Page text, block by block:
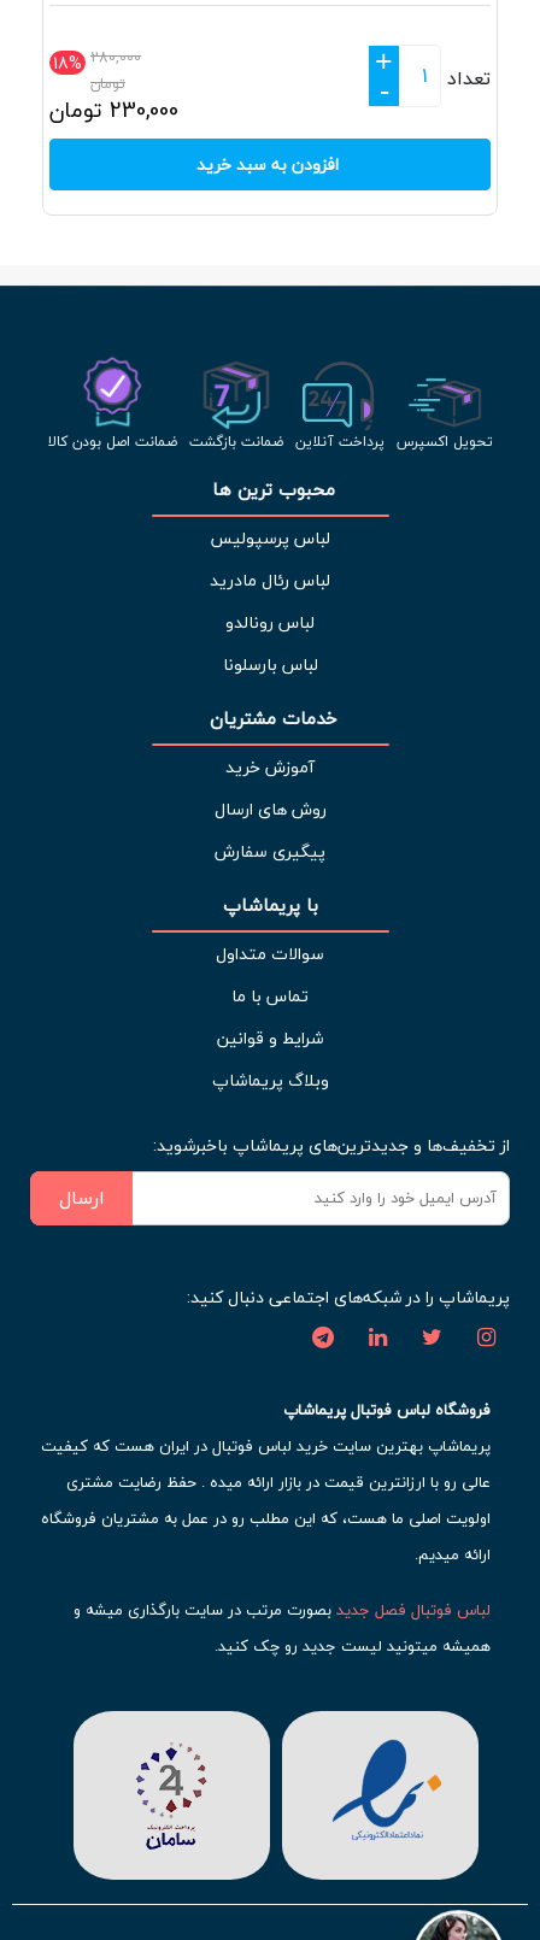
18% 280,000
تومان
230,000 تومان
تعداد
+
-
افزودن به سبد خرید
تحویل اکسپرس پرداخت آنلاین ضمانت بازگشت ضمانت اصل بودن کالا
محبوب ترین ها
لباس پرسپولیس
لباس رئال مادرید
لباس رونالدو
لباس بارسلونا
خدمات مشتریان
آموزش خرید
روش های ارسال
پیگیری سفارش
با پریماشاپ
سوالات متداول
تماس با ما
شرایط و قوانین
وبلاگ پریماشاپ
از تخفیف‌ها و جدیدترین‌های پریماشاپ باخبرشوید:
ارسال
پریماشاپ را در شبکه‌های اجتماعی دنبال کنید:
فروشگاه لباس فوتبال پریماشاپ
پریماشاپ بهترین سایت خرید لباس فوتبال در ایران هست که کیفیت
عالی رو با ارزانترین قیمت در بازار ارائه میده . حفظ رضایت مشتری
اولویت اصلی ما هست، که این مطلب رو در عمل به مشتریان فروشگاه
ارائه میدیم.
لباس فوتبال فصل جدیدبصورت مرتب در سایت بارگذاری میشه و
همیشه میتونید لیست جدید رو چک کنید.
حتما مشاهده کنید که قطعا برای تیم های مطرح دنیای فوتبال، تعداد
بیشتری محصول موجود میشه. این مورد شامل
لباس رئال مادرید
لباس اینتر میامی لباس منچستر سیتی
آث میلان میشه.
در ایران هملباس استقلال،لباس پرسپولیسولباس تیم ملی